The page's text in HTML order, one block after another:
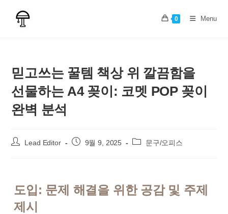
0 Menu
믿고쓰는 꿀템 책상 위 깔끔함을
선물하는 A4 꽂이: 코멧 POP 꽂이
완벽 분석
Post Lead Editor
Post9월 9, 2025
Post 문구/오피스
도입: 문제 해결을 위한 공감 및 주제
제시